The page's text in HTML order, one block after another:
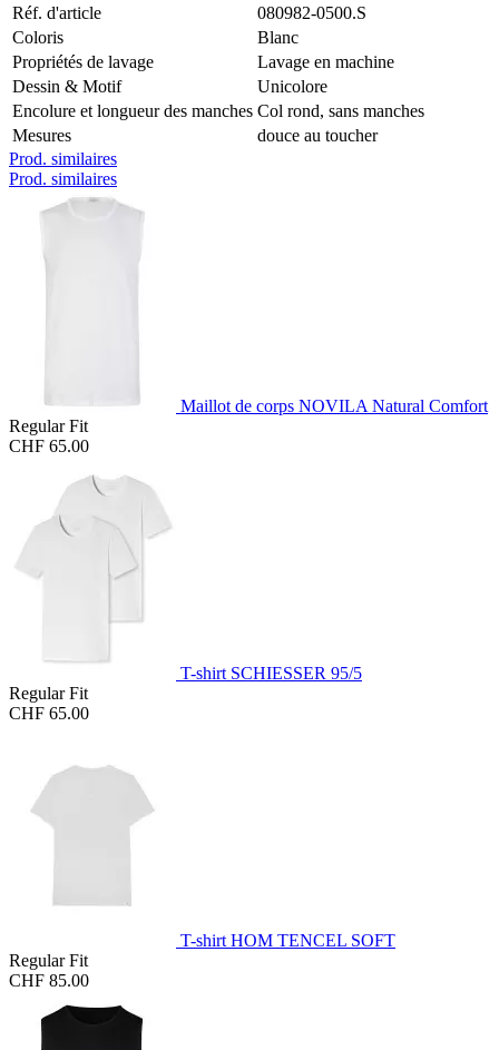
Réf. d'article
080982-0500.S
Coloris
Blanc
Propriétés de lavage
Lavage en machine
Dessin & Motif
Unicolore
Encolure et longueur des manches Col rond, sans manches
Mesures
douce au toucher
Prod. similaires
Prod. similaires
Maillot de corps NOVILA Natural Comfort
Regular Fit
CHF 65.00
T-shirt SCHIESSER 95/5
Regular Fit
CHF 65.00
T-shirt HOM TENCEL SOFT
Regular Fit
CHF 85.00